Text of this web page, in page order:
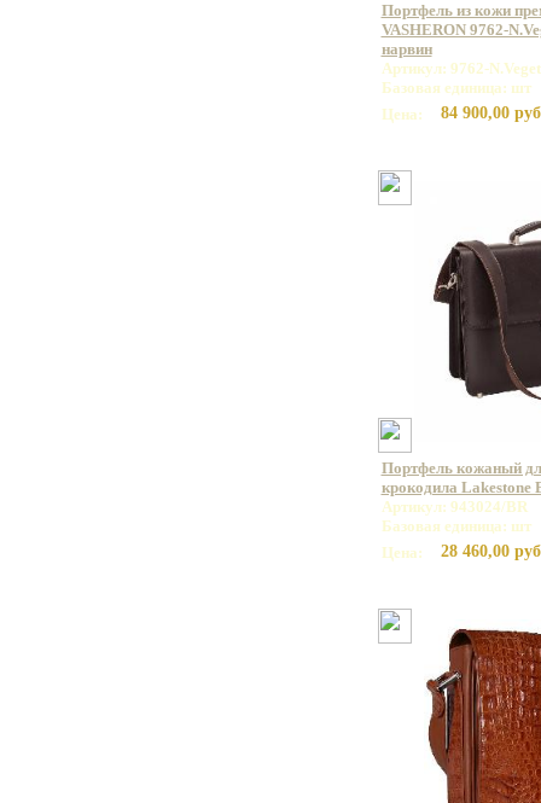
Портфель из кожи
VASHERON 9762-
нарвин
Артикул: 9762-
Базовая единица: шт
Цена:
84 900,00
Портфель кожаный
крокодила Lakestone
Артикул: 943024/BR
Базовая единица: шт
Цена:
28 460,00